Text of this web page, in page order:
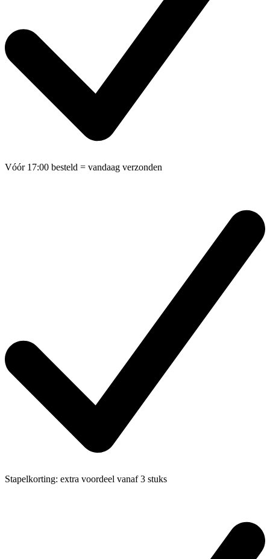
Vóór 17:00 besteld = vandaag verzonden
Stapelkorting: extra voordeel vanaf 3 stuks